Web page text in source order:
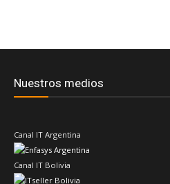
Nuestros medios
Canal IT Argentina
Canal IT Bolivia